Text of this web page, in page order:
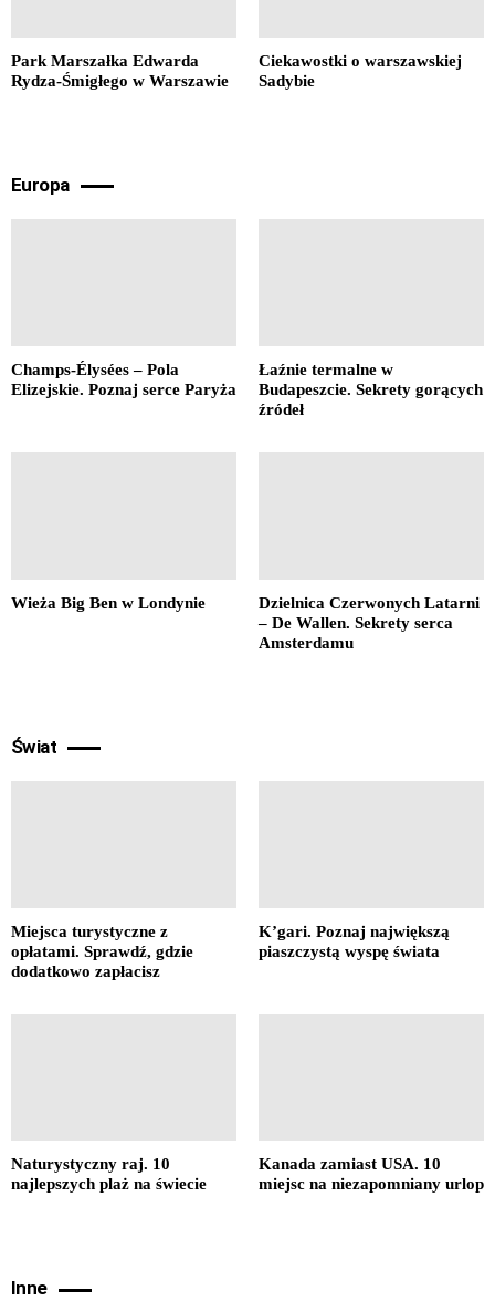
Park Marszałka Edwarda
Rydza-Śmigłego w Warszawie
Ciekawostki o warszawskiej
Sadybie
Europa
Champs-Élysées – Pola
Elizejskie. Poznaj serce Paryża
Łaźnie termalne w
Budapeszcie. Sekrety gorących
źródeł
Wieża Big Ben w Londynie
Dzielnica Czerwonych Latarni
– De Wallen. Sekrety serca
Amsterdamu
Świat
Miejsca turystyczne z
opłatami. Sprawdź, gdzie
dodatkowo zapłacisz
K’gari. Poznaj największą
piaszczystą wyspę świata
Naturystyczny raj. 10
najlepszych plaż na świecie
Kanada zamiast USA. 10
miejsc na niezapomniany urlop
Inne